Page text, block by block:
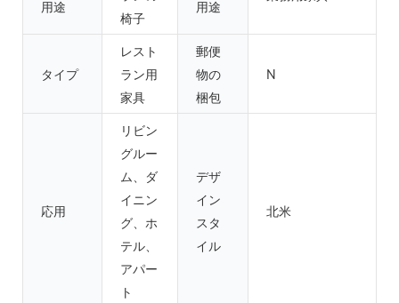
用途
椅子
用途
タイプ
レスト
ラン用
家具
郵便
物の
梱包
N
応用
リビン
グルー
ム、ダ
イニン
グ、ホ
テル、
アパー
ト
デザ
イン
スタ
イル
北米